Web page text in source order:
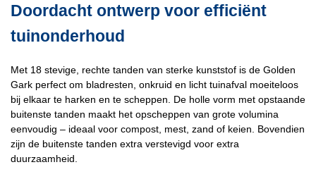
Doordacht ontwerp voor efficiënt
tuinonderhoud
Met 18 stevige, rechte tanden van sterke kunststof is de Golden
Gark perfect om bladresten, onkruid en licht tuinafval moeiteloos
bij elkaar te harken en te scheppen.
De holle vorm met opstaande
buitenste tanden maakt het opscheppen van grote volumina
eenvoudig – ideaal voor compost, mest, zand of keien. Bovendien
zijn de buitenste tanden extra verstevigd voor extra
duurzaamheid.